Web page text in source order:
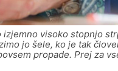
izjemno visoko stopnjo
jo šele, ko je tak
propade. Prej za